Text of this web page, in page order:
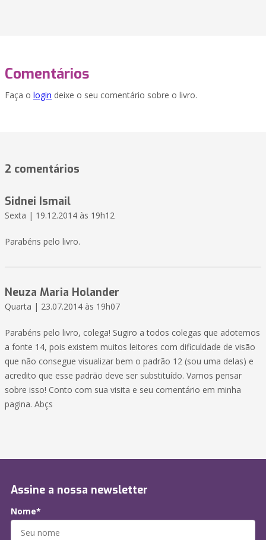
Comentários
Faça o login deixe o seu comentário sobre o livro.
2 comentários
Sidnei Ismail
Sexta | 19.12.2014 às 19h12
Parabéns pelo livro.
Neuza Maria Holander
Quarta | 23.07.2014 às 19h07
Parabéns pelo livro, colega! Sugiro a todos colegas que adotemos
a fonte 14, pois existem muitos leitores com dificuldade de visão
que não consegue visualizar bem o padrão 12 (sou uma delas) e
acredito que esse padrão deve ser substituído. Vamos pensar
sobre isso! Conto com sua visita e seu comentário em minha
pagina. Abçs
Assine a nossa newsletter
Nome*